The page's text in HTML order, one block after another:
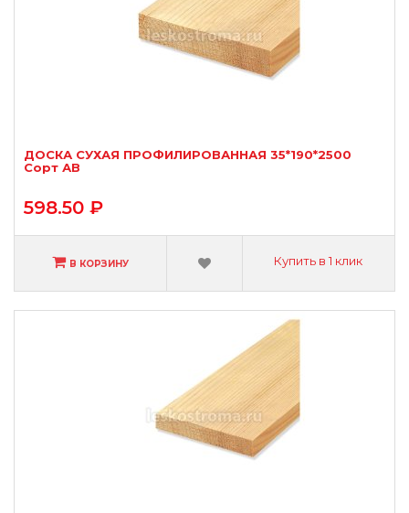
ДОСКА СУХАЯ ПРОФИЛИРОВАННАЯ 35*190*2500
Сорт АВ
598.50 ₽
В КОРЗИНУ Купить в 1 клик